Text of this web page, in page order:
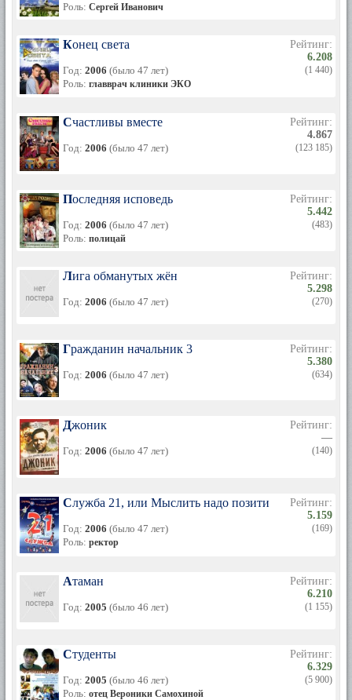
Роль: Сергей Иванович
Конец света
Год: 2006 (было 47 лет)
Роль: главврач клиники ЭКО
Рейтинг:
6.208
(1 440)
Счастливы вместе
Год: 2006 (было 47 лет)
Рейтинг:
4.867
(123 185)
Последняя исповедь
Год: 2006 (было 47 лет)
Роль: полицай
Рейтинг:
5.442
(483)
Лига обманутых жён
Год: 2006 (было 47 лет)
Рейтинг:
5.298
(270)
Гражданин начальник 3
Год: 2006 (было 47 лет)
Рейтинг:
5.380
(634)
Джоник
Год: 2006 (было 47 лет)
Рейтинг:
—
(140)
Служба 21, или Мыслить надо позитивно
Год: 2006 (было 47 лет)
Роль: ректор
Рейтинг:
5.159
(169)
Атаман
Год: 2005 (было 46 лет)
Рейтинг:
6.210
(1 155)
Студенты
Год: 2005 (было 46 лет)
Роль: отец Вероники Самохиной
Рейтинг:
6.329
(5 900)